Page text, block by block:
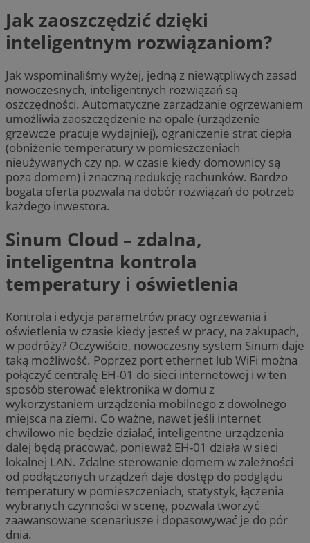
Jak zaoszczędzić dzięki
inteligentnym rozwiązaniom?
Jak wspominaliśmy wyżej, jedną z niewątpliwych zasad
nowoczesnych, inteligentnych rozwiązań są
oszczędności. Automatyczne zarządzanie ogrzewaniem
umożliwia zaoszczędzenie na opale (urządzenie
grzewcze pracuje wydajniej), ograniczenie strat ciepła
(obniżenie temperatury w pomieszczeniach
nieużywanych czy np. w czasie kiedy domownicy są
poza domem) i znaczną redukcję rachunków. Bardzo
bogata oferta pozwala na dobór rozwiązań do potrzeb
każdego inwestora.
Sinum Cloud – zdalna,
inteligentna kontrola
temperatury i oświetlenia
Kontrola i edycja parametrów pracy ogrzewania i
oświetlenia w czasie kiedy jesteś w pracy, na zakupach,
w podróży? Oczywiście, nowoczesny system Sinum daje
taką możliwość. Poprzez port ethernet lub WiFi można
połączyć centralę EH-01 do sieci internetowej i w ten
sposób sterować elektroniką w domu z
wykorzystaniem urządzenia mobilnego z dowolnego
miejsca na ziemi. Co ważne, nawet jeśli internet
chwilowo nie będzie działać, inteligentne urządzenia
dalej będą pracować, ponieważ EH-01 działa w sieci
lokalnej LAN. Zdalne sterowanie domem w zależności
od podłączonych urządzeń daje dostęp do podglądu
temperatury w pomieszczeniach, statystyk, łączenia
wybranych czynności w scenę, pozwala tworzyć
zaawansowane scenariusze i dopasowywać je do pór
dnia.